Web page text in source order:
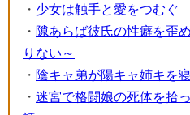
・ 少女は触手と愛をつむぐ
・ 隙あらば彼氏の性癖を歪
りない～
・ 陰キャ弟が陽キャ姉キを
・ 迷宮で格闘娘の死体を拾